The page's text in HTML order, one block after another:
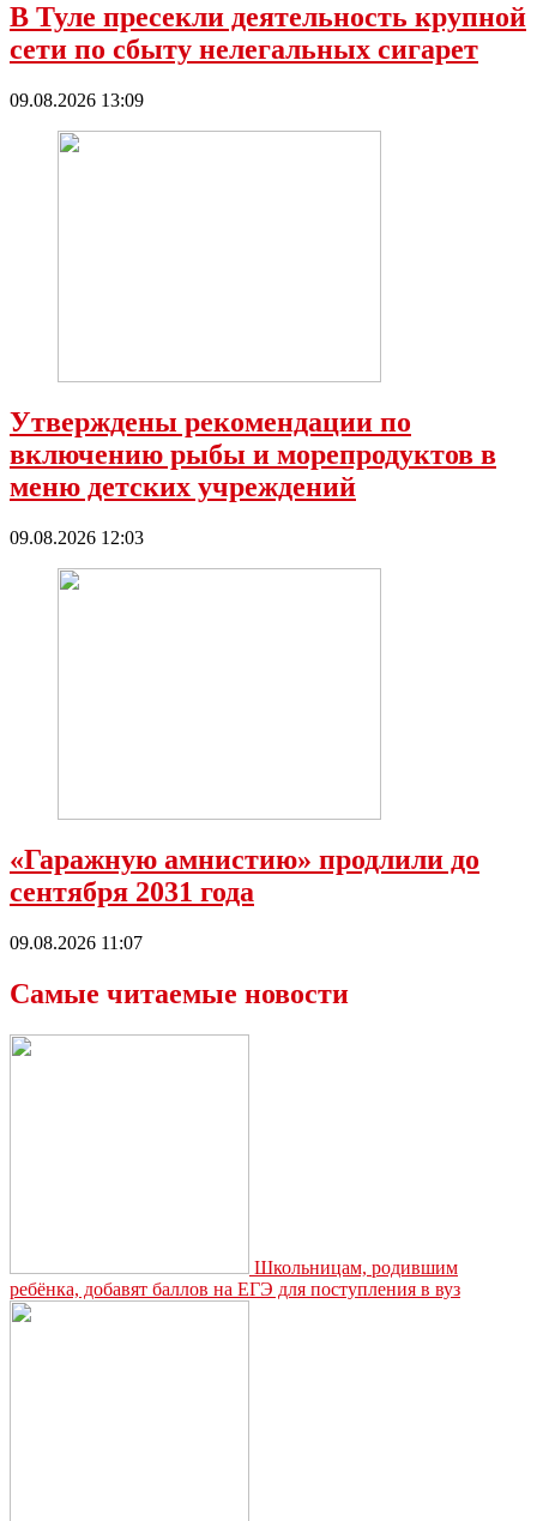
В Туле пресекли деятельность крупной
сети по сбыту нелегальных сигарет
09.08.2026 13:09
Утверждены рекомендации по
включению рыбы и морепродуктов в
меню детских учреждений
09.08.2026 12:03
«Гаражную амнистию» продлили до
сентября 2031 года
09.08.2026 11:07
Самые читаемые новости
Школьницам, родившим
ребёнка, добавят баллов на ЕГЭ для поступления в вуз